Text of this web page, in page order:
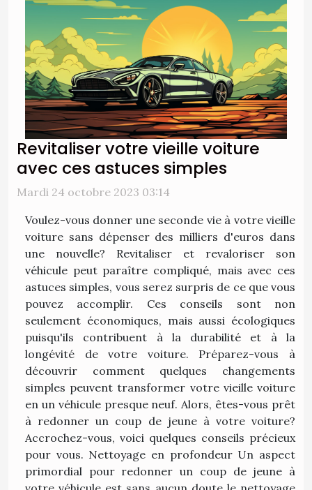
Revitaliser votre vieille voiture
avec ces astuces simples
Mardi 24 octobre 2023 03:14
Voulez-vous donner une seconde vie à votre vieille
voiture sans dépenser des milliers d'euros dans
une nouvelle? Revitaliser et revaloriser son
véhicule peut paraître compliqué, mais avec ces
astuces simples, vous serez surpris de ce que vous
pouvez accomplir. Ces conseils sont non
seulement économiques, mais aussi écologiques
puisqu'ils contribuent à la durabilité et à la
longévité de votre voiture. Préparez-vous à
découvrir comment quelques changements
simples peuvent transformer votre vieille voiture
en un véhicule presque neuf. Alors, êtes-vous prêt
à redonner un coup de jeune à votre voiture?
Accrochez-vous, voici quelques conseils précieux
pour vous. Nettoyage en profondeur Un aspect
primordial pour redonner un coup de jeune à